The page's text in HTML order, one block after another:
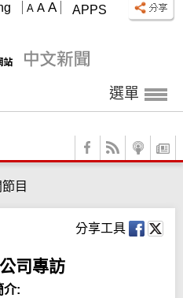
APPS
A A A
選單
目
分享工具
公司專訪
介: